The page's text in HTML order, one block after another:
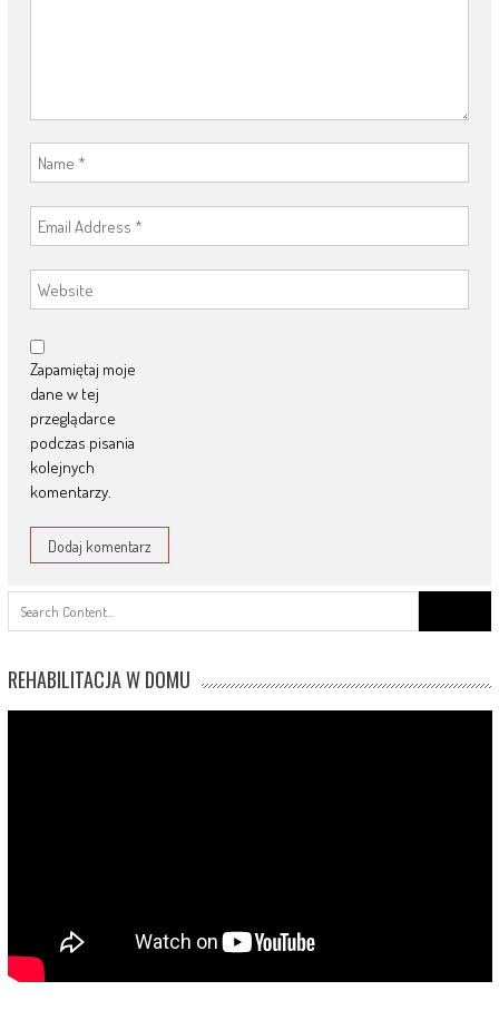
Zapamiętaj moje
dane w tej
przeglądarce
podczas pisania
kolejnych
komentarzy.
for:
REHABILITACJA W DOMU